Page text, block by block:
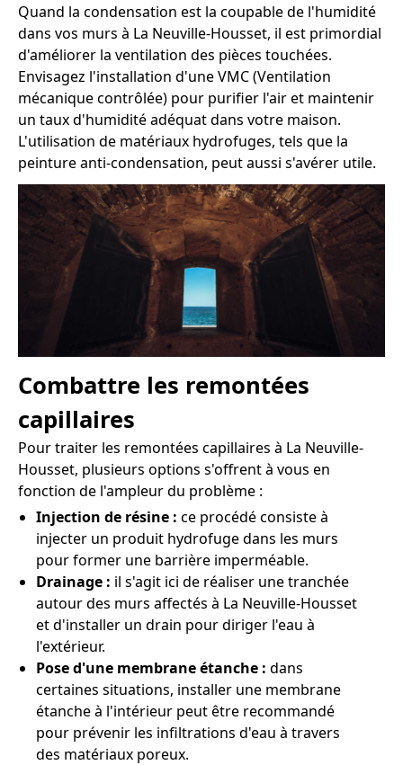
Quand la condensation est la coupable de l'humidité
dans vos murs à La Neuville-Housset, il est primordial
d'améliorer la ventilation des pièces touchées.
Envisagez l'installation d'une VMC (Ventilation
mécanique contrôlée) pour purifier l'air et maintenir
un taux d'humidité adéquat dans votre maison.
L'utilisation de matériaux hydrofuges, tels que la
peinture anti-condensation, peut aussi s'avérer utile.
Combattre les remontées
capillaires
Pour traiter les remontées capillaires à La Neuville-
Housset, plusieurs options s'offrent à vous en
fonction de l'ampleur du problème :
Injection de résine : ce procédé consiste à
injecter un produit hydrofuge dans les murs
pour former une barrière imperméable.
Drainage : il s'agit ici de réaliser une tranchée
autour des murs affectés à La Neuville-Housset
et d'installer un drain pour diriger l'eau à
l'extérieur.
Pose d'une membrane étanche : dans
certaines situations, installer une membrane
étanche à l'intérieur peut être recommandé
pour prévenir les infiltrations d'eau à travers
des matériaux poreux.